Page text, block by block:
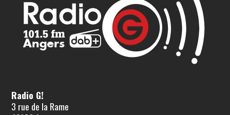
Radio G!
3 rue de la Rame